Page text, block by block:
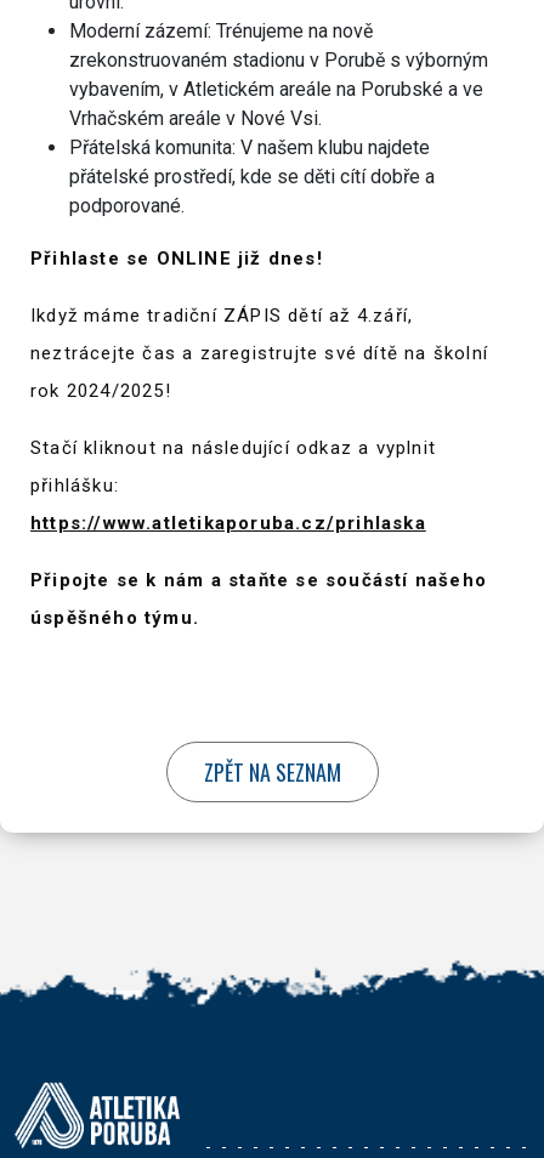
Moderní zázemí: Trénujeme na nově
zrekonstruovaném stadionu v Porubě s výborným
vybavením, v Atletickém areále na Porubské a ve
Vrhačském areále v Nové Vsi.
Přátelská komunita: V našem klubu najdete
přátelské prostředí, kde se děti cítí dobře a
podporované.
Přihlaste se ONLINE již dnes!
Ikdyž máme tradiční ZÁPIS dětí až 4.září,
neztrácejte čas a zaregistrujte své dítě na školní
rok 2024/2025!
Stačí kliknout na následující odkaz a vyplnit
přihlášku:
https://www.atletikaporuba.cz/prihlaska
Připojte se k nám a staňte se součástí našeho
úspěšného týmu.